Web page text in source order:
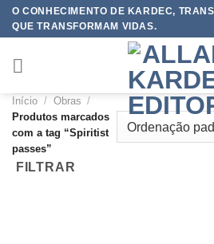
SkipO CONHECIMENTO DE KARDEC,
QUE TRANSFORMAM VIDAS.
Início / Obras /
Produtos marcados
com a tag “Spiritist
passes”
FILTRAR